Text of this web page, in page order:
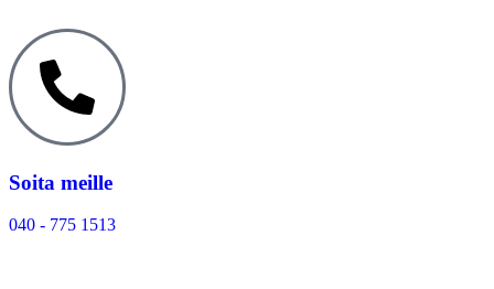
Soita meille
040 - 775 1513